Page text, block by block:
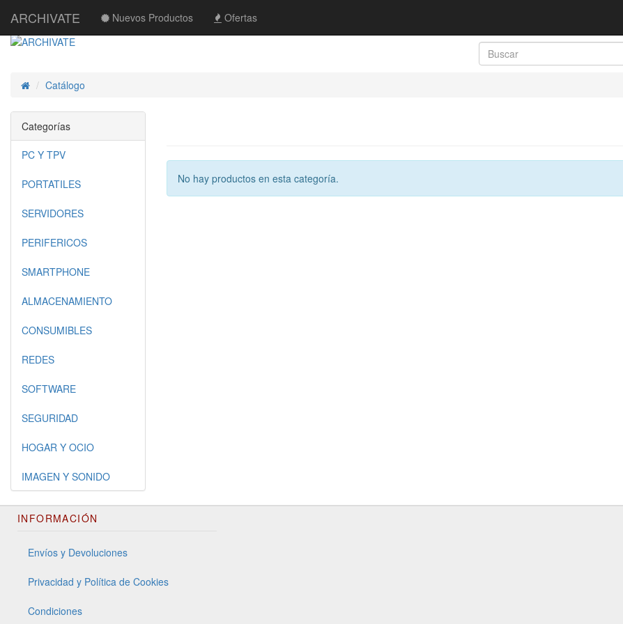
ARCHIVATE Nuevos Productos Ofertas
InicioCatálogo
No hay productos en esta categoría.
Categorías
PC Y TPV
PORTATILES
SERVIDORES
PERIFERICOS
SMARTPHONE
ALMACENAMIENTO
CONSUMIBLES
REDES
SOFTWARE
SEGURIDAD
HOGAR Y OCIO
IMAGEN Y SONIDO
INFORMACIÓN
Envíos y Devoluciones
Privacidad y Política de Cookies
Condiciones